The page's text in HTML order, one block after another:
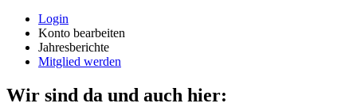
Login
Konto bearbeiten
Jahresberichte
Mitglied werden
Wir sind da und auch hier: